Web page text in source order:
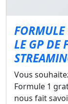
LE GP DE
Vous
Formule 1
nous fait